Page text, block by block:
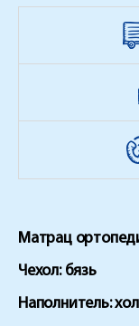
Матрац
Чехол: бязь
Наполнитель: